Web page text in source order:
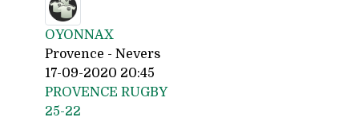
OYONNAX
Provence - Nevers
17-09-2020 20:45
PROVENCE RUGBY
25-22